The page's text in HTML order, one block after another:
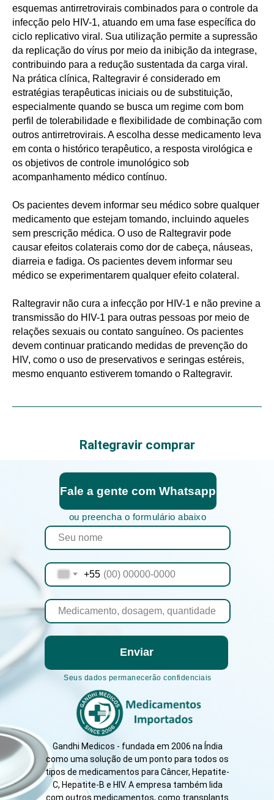
esquemas antirretrovirais combinados para o controle da
infecção pelo HIV-1, atuando em uma fase específica do
ciclo replicativo viral. Sua utilização permite a supressão
da replicação do vírus por meio da inibição da integrase,
contribuindo para a redução sustentada da carga viral.
Na prática clínica, Raltegravir é considerado em
estratégias terapêuticas iniciais ou de substituição,
especialmente quando se busca um regime com bom
perfil de tolerabilidade e flexibilidade de combinação com
outros antirretrovirais. A escolha desse medicamento leva
em conta o histórico terapêutico, a resposta virológica e
os objetivos de controle imunológico sob
acompanhamento médico contínuo.
Os pacientes devem informar seu médico sobre qualquer
medicamento que estejam tomando, incluindo aqueles
sem prescrição médica. O uso de Raltegravir pode
causar efeitos colaterais como dor de cabeça, náuseas,
diarreia e fadiga. Os pacientes devem informar seu
médico se experimentarem qualquer efeito colateral.
Raltegravir não cura a infecção por HIV-1 e não previne a
transmissão do HIV-1 para outras pessoas por meio de
relações sexuais ou contato sanguíneo. Os pacientes
devem continuar praticando medidas de prevenção do
HIV, como o uso de preservativos e seringas estéreis,
mesmo enquanto estiverem tomando o Raltegravir.
Raltegravir comprar
+55
Enviar
Seus dados permanecerão confidenciais
ou preencha o formulário abaixo
Fale a gente com Whatsapp
Gandhi Medicos - fundada em 2006 na Índia
como uma solução de um ponto para todos os
tipos de medicamentos para Câncer, Hepatite-
C, Hepatite-B e HIV. A empresa também lida
com outros medicamentos, como transplants